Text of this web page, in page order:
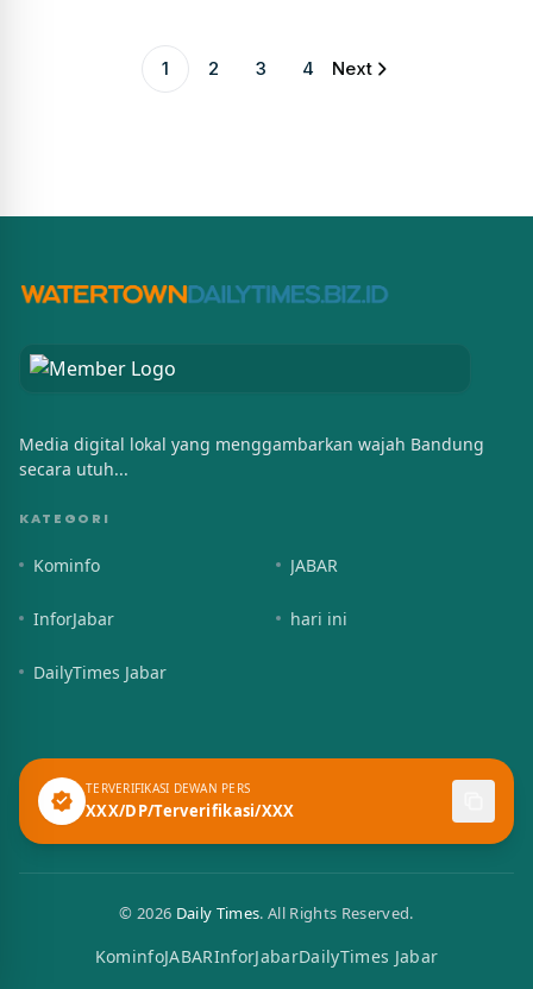
1 2 3 4 Next
Media digital lokal yang menggambarkan wajah Bandung
secara utuh...
KATEGORI
Kominfo JABAR
InforJabar hari ini
DailyTimes Jabar
TERVERIFIKASI DEWAN PERS
XXX/DP/Terverifikasi/XXX
© 2026 Daily Times. All Rights Reserved.
KominfoJABARInforJabarDailyTimes Jabar